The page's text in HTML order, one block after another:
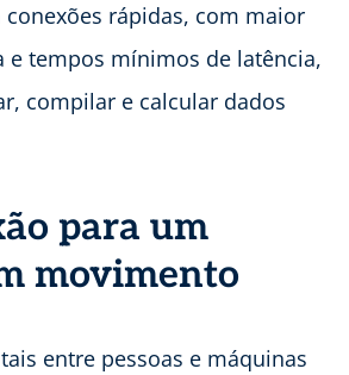
rápidas, com maior
e tempos mínimos de latência,
compilar e calcular dados
para um
movimento
entre pessoas e máquinas